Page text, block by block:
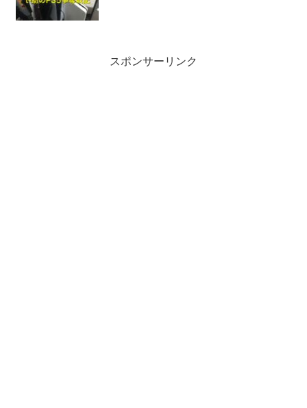
スポンサーリンク